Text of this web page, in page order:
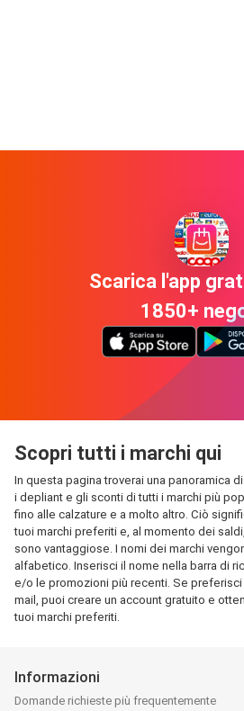
Scarica l'app
1850+
Scopri tutti i marchi qui
In questa pagina troverai una panoramica
i depliant e gli sconti di tutti i marchi più
fino alle calzature e a molto altro. Ciò
tuoi marchi preferiti e, al momento dei
sono vantaggiose. I nomi dei marchi
alfabetico. Inserisci il nome nella barra di
e/o le promozioni più recenti. Se preferisci
mail, puoi creare un account gratuito e
tuoi marchi preferiti.
Informazioni
Domande richieste più frequentemente